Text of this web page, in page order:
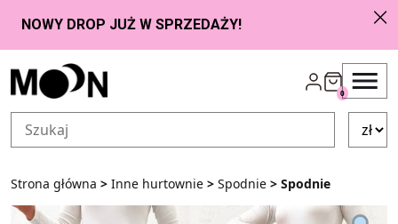
Przejdź do zawartości
0
Strona główna > Inne hurtownie > Spodnie > Spodnie